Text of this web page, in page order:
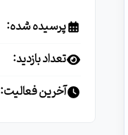
پرسیده شده:
تعداد بازدید:
آخرین فعالیت: